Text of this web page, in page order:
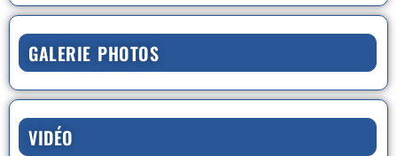
GALERIE PHOTOS
VIDÉO